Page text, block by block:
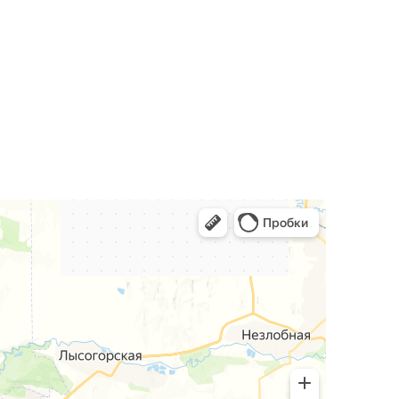
и скандинавских пространств.
стиле.
для просторных помещений.